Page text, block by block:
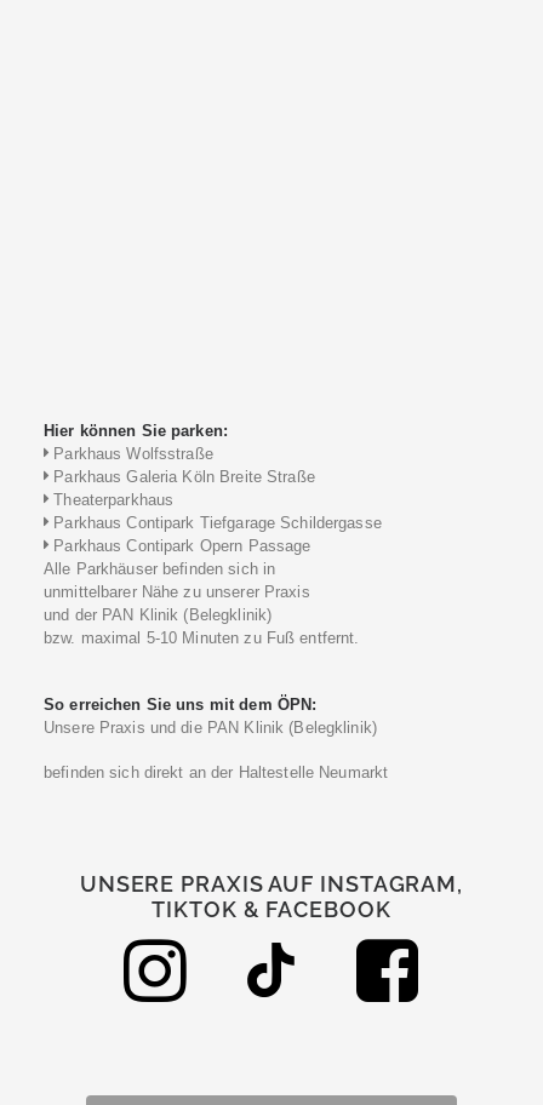
Hier können Sie parken:
Parkhaus Wolfsstraße
Parkhaus Galeria Köln Breite Straße
Theaterparkhaus
Parkhaus Contipark Tiefgarage Schildergasse
Parkhaus Contipark Opern Passage
Alle Parkhäuser befinden sich in
unmittelbarer Nähe zu unserer Praxis
und der PAN Klinik (Belegklinik)
bzw. maximal 5-10 Minuten zu Fuß entfernt.
So erreichen Sie uns mit dem ÖPN:
Unsere Praxis und die PAN Klinik (Belegklinik)
befinden sich direkt an der Haltestelle Neumarkt
UNSERE PRAXIS AUF INSTAGRAM,
TIKTOK & FACEBOOK